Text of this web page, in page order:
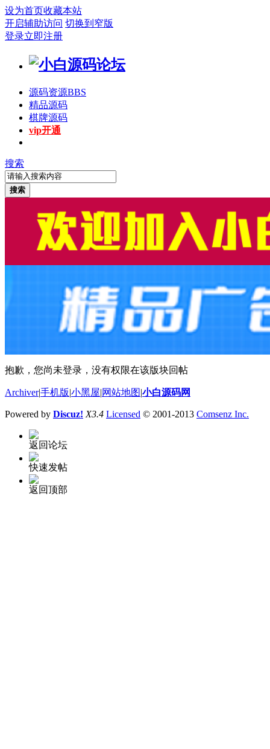
设为首页收藏本站
开启辅助访问 切换到窄版
登录立即注册
源码资源BBS
精品源码
棋牌源码
vip开通
搜索
搜索
抱歉，您尚未登录，没有权限在该版块回帖
Archiver|手机版 小黑屋 网站地图 小白源码网
Powered by Discuz! X3.4 Licensed © 2001-2013 Comsenz Inc.
返回论坛
快速发帖
返回顶部